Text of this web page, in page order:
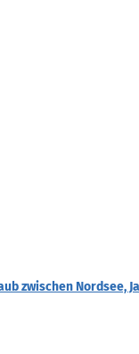
zwischen Nordsee,